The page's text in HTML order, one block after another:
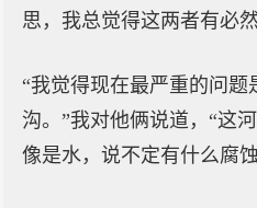
思，我总觉得这两者有必
“我觉得现在最严重的问题
沟。”我对他俩说道，“这
像是水，说不定有什么腐